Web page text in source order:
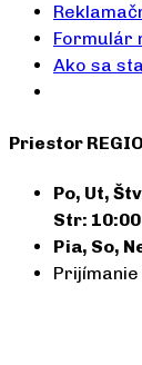
Formulár
Ako sa
Priestor
Po, Ut,
Str:
Pia, So,